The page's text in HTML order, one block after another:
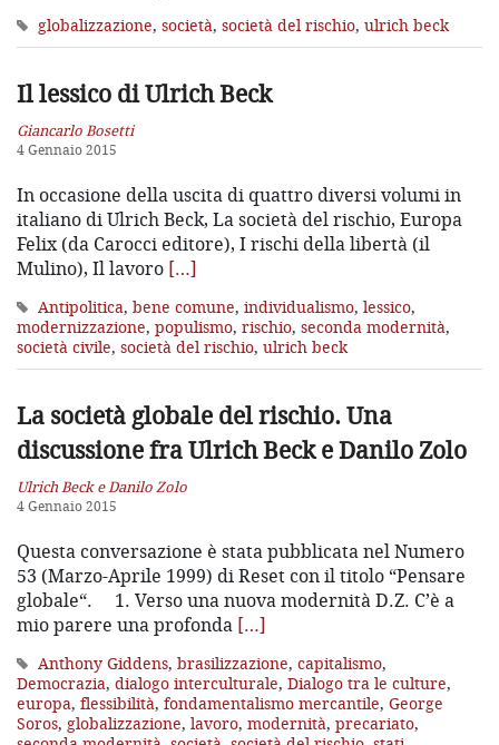
globalizzazione, società, società del rischio, ulrich beck
Il lessico di Ulrich Beck
Giancarlo Bosetti
4 Gennaio 2015
In occasione della uscita di quattro diversi volumi in
italiano di Ulrich Beck, La società del rischio, Europa
Felix (da Carocci editore), I rischi della libertà (il
Mulino), Il lavoro […]
Antipolitica, bene comune, individualismo, lessico,
modernizzazione, populismo, rischio, seconda modernità,
società civile, società del rischio, ulrich beck
La società globale del rischio.Una
discussione fra Ulrich Beck e Danilo Zolo
Ulrich Beck e Danilo Zolo
4 Gennaio 2015
Questa conversazione è stata pubblicata nel Numero
53 (Marzo-Aprile 1999) di Reset con il titolo “Pensare
globale“. 1. Verso una nuova modernità D.Z. C’è a
mio parere una profonda […]
Anthony Giddens, brasilizzazione, capitalismo,
Democrazia, dialogo interculturale, Dialogo tra le culture,
europa, flessibilità, fondamentalismo mercantile, George
Soros, globalizzazione, lavoro, modernità, precariato,